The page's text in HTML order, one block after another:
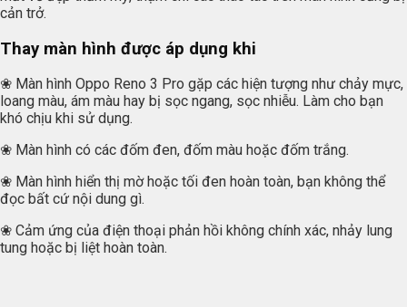
cản trở.
Thay màn hình được áp dụng khi
❀ Màn hình Oppo Reno 3 Pro gặp các hiện tượng như chảy mực,
loang màu, ám màu hay bị sọc ngang, sọc nhiễu. Làm cho bạn
khó chịu khi sử dụng.
❀ Màn hình có các đốm đen, đốm màu hoặc đốm trắng.
❀ Màn hình hiển thị mờ hoặc tối đen hoàn toàn, bạn không thể
đọc bất cứ nội dung gì.
❀ Cảm ứng của điện thoại phản hồi không chính xác, nhảy lung
tung hoặc bị liệt hoàn toàn.